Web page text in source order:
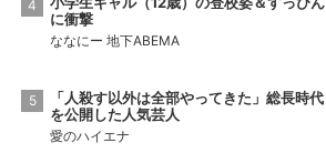
に衝撃
ななにー 地下ABEMA
「人殺す以外は全部やってきた」総長時代
を公開した人気芸人
愛のハイエナ